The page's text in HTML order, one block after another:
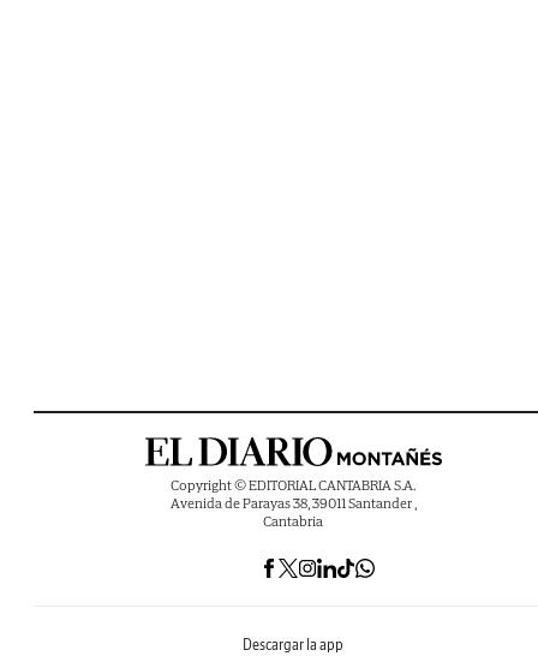
Copyright © EDITORIAL CANTABRIA S.A.
Avenida de Parayas 38, 39011 Santander ,
Cantabria
Descargar la app